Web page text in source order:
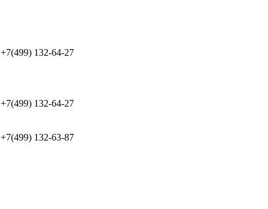
+7(499) 132-64-27
+7(499) 132-64-27
+7(499) 132-63-87